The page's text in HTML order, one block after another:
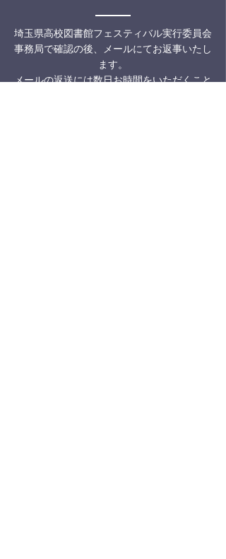
埼玉県高校図書館フェスティバル実行委員会
事務局で確認の後、メールにてお返事いたし
ます。
メールの返送には数日お時間をいただくこと